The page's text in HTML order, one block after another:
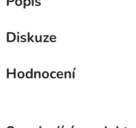
Diskuze
Hodnocení